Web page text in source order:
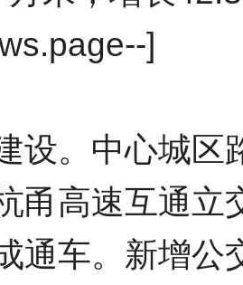
]
设。中心城区
甬高速互通立
通车。新增公